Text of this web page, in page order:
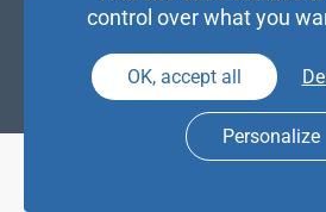
control over what you
OK, accept all
Personalize